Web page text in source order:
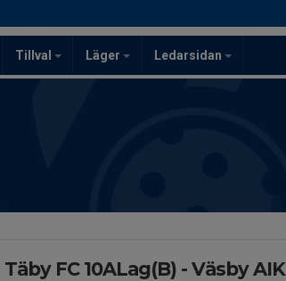
Tillval Läger Ledarsidan
Täby FC 10ALag(B) - Väsby AIK